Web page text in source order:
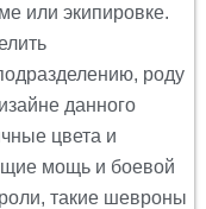
или экипировке.
роду
данного
цвета и
мощь и боевой
такие шевроны